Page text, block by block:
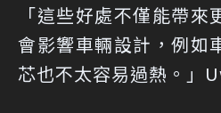
「這些好處不僅能帶
會影響車輛設計，例如
芯也不太容易過熱。」